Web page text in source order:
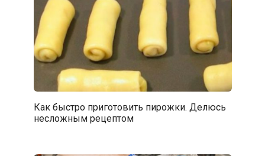
Как быстро приготовить пирожки. Делюсь
несложным рецептом